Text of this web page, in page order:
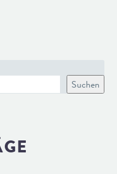
Suchen